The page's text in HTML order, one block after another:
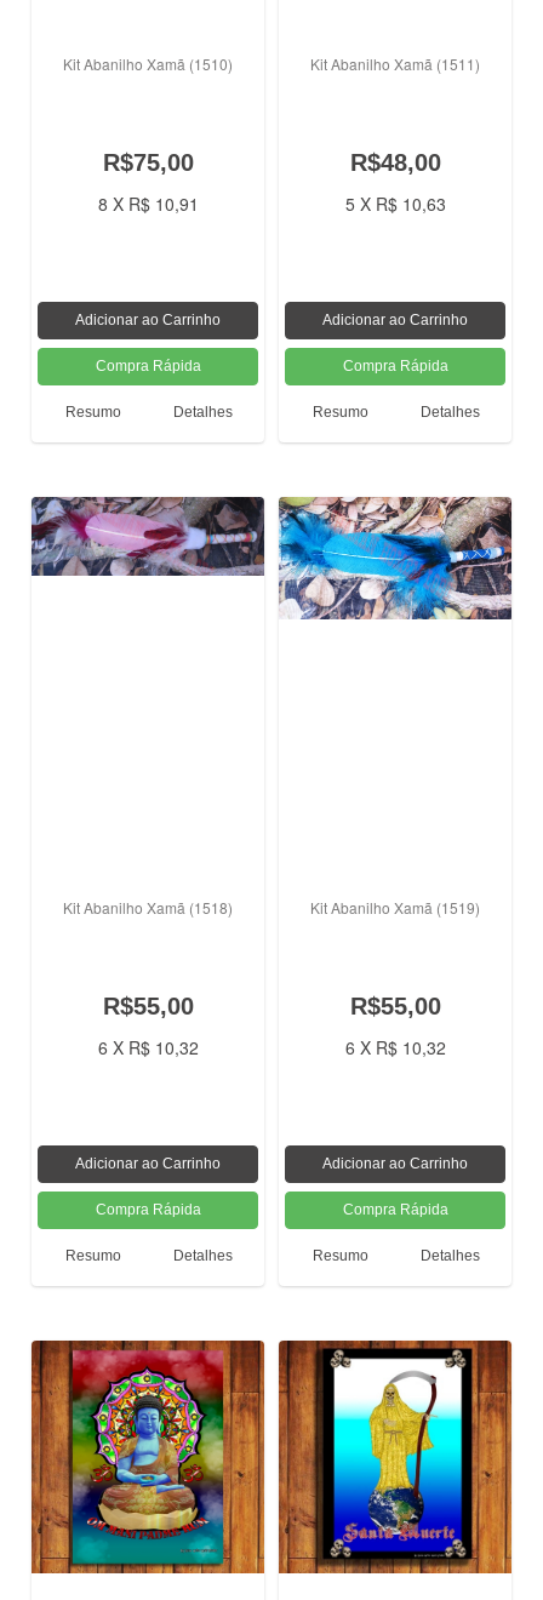
Kit Abanilho Xamã (1510)
R$75,00
8 X R$ 10,91
Resumo Detalhes
Kit Abanilho Xamã (1511)
R$48,00
5 X R$ 10,63
Resumo Detalhes
Kit Abanilho Xamã (1518)
R$55,00
6 X R$ 10,32
Resumo Detalhes
Kit Abanilho Xamã (1519)
R$55,00
6 X R$ 10,32
Resumo Detalhes